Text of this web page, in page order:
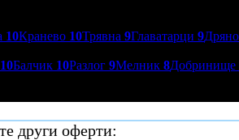
10Кранево 10Трявна 9Главатарци 9
10Балчик 10Разлог 9Мелник 8Добринище
други оферти: